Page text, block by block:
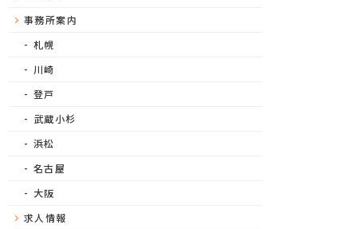
事務所案内
札幌
川崎
登戸
武蔵小杉
浜松
名古屋
大阪
求人情報